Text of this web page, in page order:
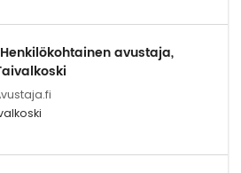
avustaja,